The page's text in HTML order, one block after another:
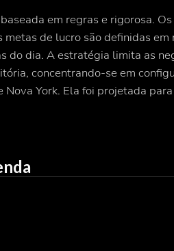
em regras e rigorosa.
metas de lucro são definidas
do dia. A estratégia limita as
concentrando-se em
Nova York. Ela foi projetada